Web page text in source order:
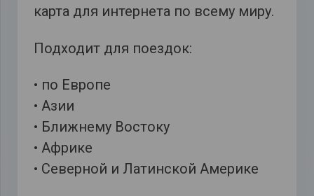
карта для интернета по всему миру.
Подходит для поездок:
• по Европе
• Азии
• Ближнему Востоку
• Африке
• Северной и Латинской Америке